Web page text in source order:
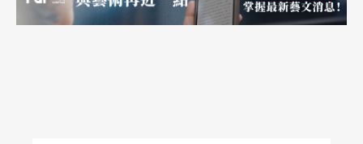
憶。